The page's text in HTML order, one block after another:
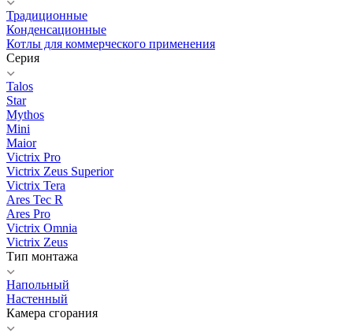
Традиционные
Конденсационные
Котлы для коммерческого применения
Серия
Talos
Star
Mythos
Mini
Maior
Victrix Pro
Victrix Zeus Superior
Victrix Tera
Ares Tec R
Ares Pro
Victrix Omnia
Victrix Zeus
Тип монтажа
Напольный
Настенный
Камера сгорания